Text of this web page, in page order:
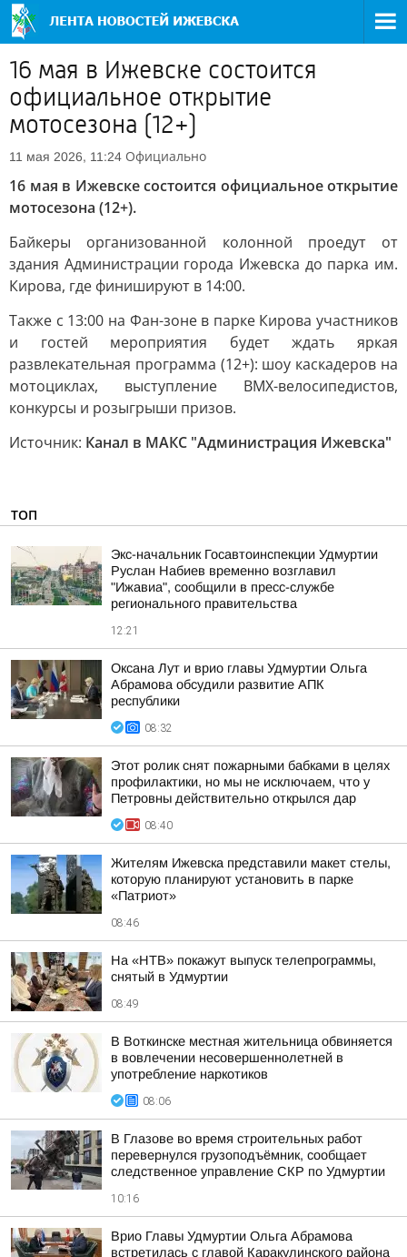
16 мая в Ижевске состоится
официальное открытие
мотосезона (12+)
11 мая 2026, 11:24 Официально
16 мая в Ижевске состоится официальное открытие
мотосезона (12+).
Байкеры организованной колонной проедут от
здания Администрации города Ижевска до парка им.
Кирова, где финишируют в 14:00.
Также с 13:00 на Фан-зоне в парке Кирова участников
и гостей мероприятия будет ждать яркая
развлекательная программа (12+): шоу каскадеров на
мотоциклах, выступление ВМХ-велосипедистов,
конкурсы и розыгрыши призов.
Источник: Канал в МАКС "Администрация Ижевска"
ТОП
Экс-начальник Госавтоинспекции Удмуртии
Руслан Набиев временно возглавил
"Ижавиа", сообщили в пресс-службе
регионального правительства
12:21
Оксана Лут и врио главы Удмуртии Ольга
Абрамова обсудили развитие АПК
республики
08:32
Этот ролик снят пожарными бабками в целях
профилактики, но мы не исключаем, что у
Петровны действительно открылся дар
08:40
Жителям Ижевска представили макет стелы,
которую планируют установить в парке
«Патриот»
08:46
На «НТВ» покажут выпуск телепрограммы,
снятый в Удмуртии
08:49
В Воткинске местная жительница обвиняется
в вовлечении несовершеннолетней в
употребление наркотиков
08:06
В Глазове во время строительных работ
перевернулся грузоподъёмник, сообщает
следственное управление СКР по Удмуртии
10:16
Врио Главы Удмуртии Ольга Абрамова
встретилась с главой Каракулинского района